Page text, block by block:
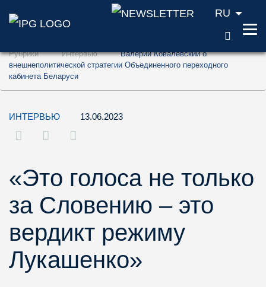
Перейти к содержанию (ключ доступа
Перейти к поиску (ключ доступа '2')
Перейти к навигации (ключ доступа '3')
RU
Рубрики Интервью
Валерий Ковалевский о
внешнеполитической стратегии Объединенного переходного
кабинета Беларуси
ИНТЕРВЬЮ 13.06.2023
«Это голоса не только
за Словению – это
вердикт режиму
Лукашенко»